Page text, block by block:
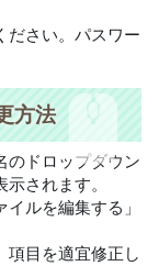
ださい。パスワー
方法
のドロップダウン
されます。
ルを編集する」
項目を適宜修正し